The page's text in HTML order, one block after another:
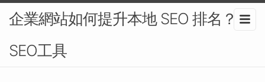
企業網站如何提升本地 SEO 排名？-
SEO工具